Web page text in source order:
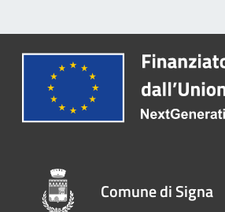
Comune di Signa